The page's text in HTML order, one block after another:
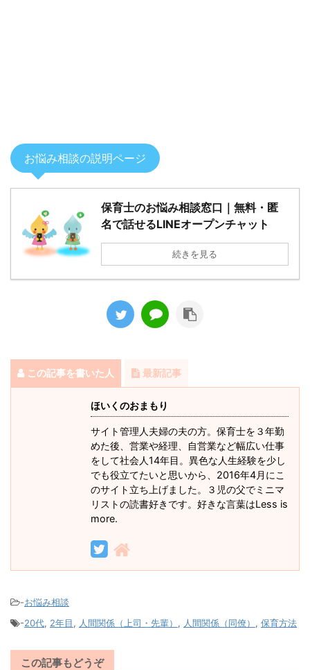
お悩み相談の説明ページ
保育士のお悩み相談窓口｜無料・匿
名で話せるLINEオープンチャット
続きを見る
この記事を書いた人 最新記事
ほいくのおまもり
サイト管理人夫婦の夫の方。保育士を３年勤
めた後、営業や経理、自営業など幅広い仕事
をして社会人14年目。異色な人生経験を少し
でも役立てたいと思いから、2016年4月にこ
のサイト立ち上げました。３児の父でミニマ
リストの読書好きです。好きな言葉はLess is
more.
-お悩み相談
-20代, 2年目, 人間関係（上司・先輩） , 人間関係（同僚） , 保育方法
この記事もどうぞ